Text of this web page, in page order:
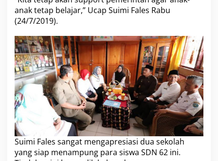
S
2
anak tetap belajar,” Ucap Suimi Fales Rabu
(24/7/2019).
Suimi Fales sangat mengapresiasi dua sekolah
yang siap menampung para siswa SDN 62 ini.